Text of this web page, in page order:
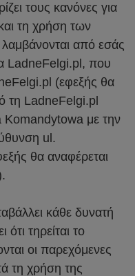
τους κανόνες για
τη χρήση των
από εσάς
LadneFelgi.pl, που
(εφεξής θα
τη LadneFelgi.pl
με την
ul.
θα αναφέρεται
κάθε δυνατή
τηρείται το
οι παρεχόμενες
τη χρήση της